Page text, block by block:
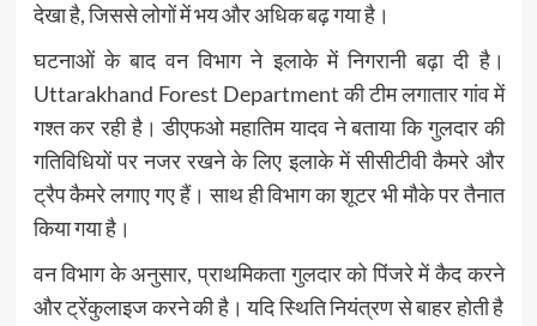
देखा है, जिससे लोगों में भय और अधिक बढ़ गया है।
घटनाओं के बाद वन विभाग ने इलाके में निगरानी बढ़ा दी है।
Uttarakhand Forest Departmentकी टीम लगातार गांव में
गश्त कर रही है। डीएफओ महातिम यादव ने बताया कि गुलदार की
गतिविधियों पर नजर रखने के लिए इलाके में सीसीटीवी कैमरे और
ट्रैप कैमरे लगाए गए हैं। साथ ही विभाग का शूटर भी मौके पर तैनात
किया गया है।
वन विभाग के अनुसार, प्राथमिकता गुलदार को पिंजरे में कैद करने
और ट्रेंकुलाइज करने की है। यदि स्थिति नियंत्रण से बाहर होती है